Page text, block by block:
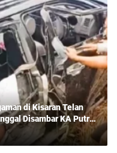
di Kisaran Telan
Disambar KA Putri